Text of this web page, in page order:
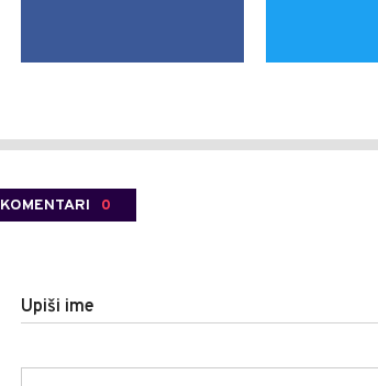
KOMENTARI 0
Upiši ime